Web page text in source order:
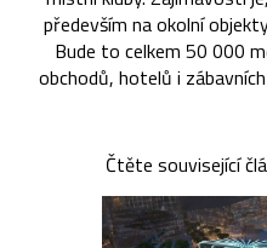
především na okolní
Bude to celkem 50 000
obchodů, hotelů i
Čtěte související